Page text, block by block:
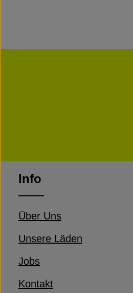
Info
Über Uns
Unsere Läden
Jobs
Kontakt